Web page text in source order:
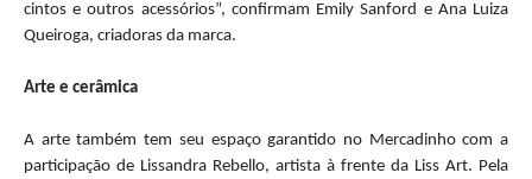
cintos e outros acessórios”, confirmam Emily Sanford e Ana Luiza
Queiroga, criadoras da marca.
Arte e cerâmica
A arte também tem seu espaço garantido no Mercadinhocom a
participação de Lissandra Rebello, artista à frente da Liss Art. Pela